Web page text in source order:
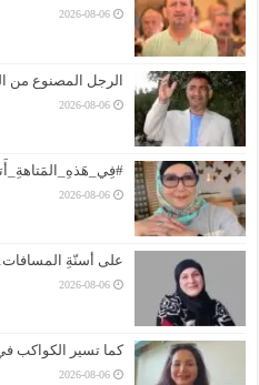
2026-08-06
الرجل المصنوع من
2026-08-06
2026-08-06
على أسنّةِ
2026-08-06
كما تسير الكواكب
2026-08-06